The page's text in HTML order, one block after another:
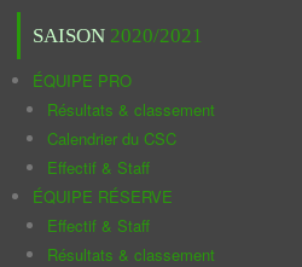
SAISON 2020/2021
ÉQUIPE PRO
Résultats & classement
Calendrier du CSC
Effectif & Staff
ÉQUIPE RÉSERVE
Effectif & Staff
Résultats & classement